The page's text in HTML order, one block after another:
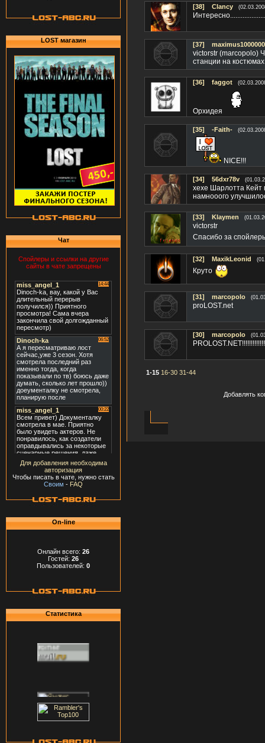
LOST магазин
Чат
Спойлеры и ссылки на другие
сайты в чате запрещены
Для добавления необходима
авторизация
Чтобы писать в чате, нужно стать
Своим - FAQ
On-line
Онлайн всего: 26
Гостей: 26
Пользователей: 0
Статистика
[38] Clancy
[37] maximus1000000
victorstr (marcopolo)
станции на
[36] faggot
Орхидея
[35] -Faith-
NICE!!!
[34] 56dxr78v
хехе Шарлотта Кейт
намнооого
[33] Klaymen
victorstr
Спасибо за
[32] MaxikLeonid
Круто
[31] marcopolo
proLOST.net
[30] marcopolo
1-15 16-30 31-44
Добавлять